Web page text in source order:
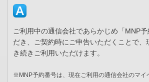
ご利用中の通信会社であらかじめ「MNP
だき、ご契約時にご申告いただくことで、
き続きご利用いただけます。
※MNP予約番号は、現在ご利用の通信会社のマイ